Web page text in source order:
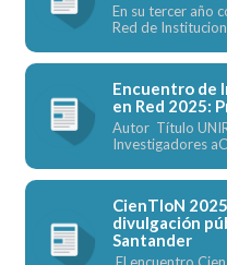
En su tercer año
Red de
Encuentro de
en Red 2025:
Autor Título
Investigadores
CienTIoN
divulgación
Santander